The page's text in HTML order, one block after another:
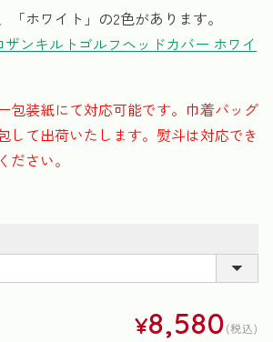
「ホワイト」の2色があります。
ザンキルトゴルフヘッドカバー ホワイ
包装紙にて対応可能です。巾着バッグ
して出荷いたします。熨斗は対応でき
ださい。
¥8,580 税込